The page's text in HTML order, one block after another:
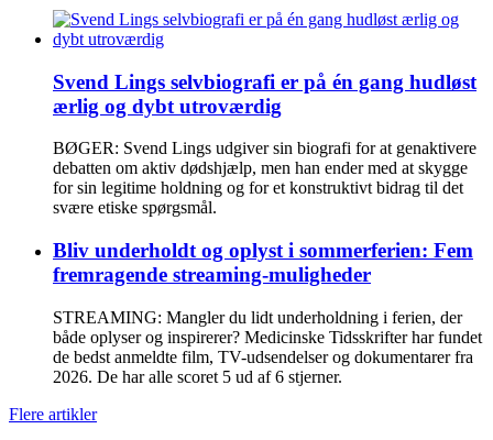
Svend Lings selvbiografi er på én gang hudløst
ærlig og dybt utroværdig
BØGER: Svend Lings udgiver sin biografi for at genaktivere
debatten om aktiv dødshjælp, men han ender med at skygge
for sin legitime holdning og for et konstruktivt bidrag til det
svære etiske spørgsmål.
Bliv underholdt og oplyst i sommerferien: Fem
fremragende streaming-muligheder
STREAMING: Mangler du lidt underholdning i ferien, der
både oplyser og inspirerer? Medicinske Tidsskrifter har fundet
de bedst anmeldte film, TV-udsendelser og dokumentarer fra
2026. De har alle scoret 5 ud af 6 stjerner.
Flere artikler